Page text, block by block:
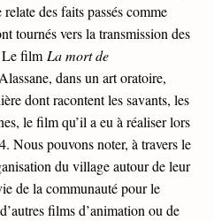
des faits passés comme
tournés vers la transmission des
Le film La mort de
dans un art oratoire,
dont racontent les savants, les
le film qu’il a eu à réaliser lors
Nous pouvons noter, à travers le
du village autour de leur
de la communauté pour le
films d’animation ou de